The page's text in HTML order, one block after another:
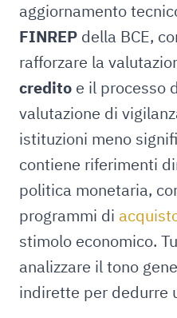
aggiornamento
FINREP della BCE,
rafforzare la
credito e il processo
valutazione di
istituzioni meno
contiene riferimenti
politica monetaria,
programmi di
stimolo economico.
analizzare il tono
indirette per dedurre